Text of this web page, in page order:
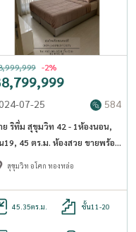
-2%
07-25 584
ริทึ่ม สุขุมวิท 42 - 1ห้องนอน,
19, 45 ตร.ม. ห้องสวย ขายพร้อม
า
สุขุมวิท อโศก ทองหล่อ
45.35ตร.ม. ชั้น11-20